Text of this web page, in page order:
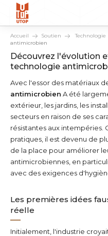
Accueil Soutien Technologie
antimicrobien
Découvrez l'évolution
technologie
Avec l'essor des matériaux
antimicrobien A été
extérieur, les jardins, les
secteurs en raison de ses
résistantes aux intempéries.
pratiques, il est devenu de
de la place pour améliorer
antimicrobiennes, en
avec des exigences
Les premières idées
réelle
Initialement, l'industrie